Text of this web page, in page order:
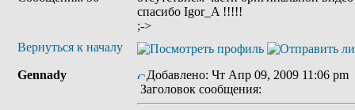
спасибо Igor_A !!!!!
;->
Вернуться к началу
Gennady
Добавлено: Чт Апр 09, 2009 11:06 pm
Заголовок сообщения: